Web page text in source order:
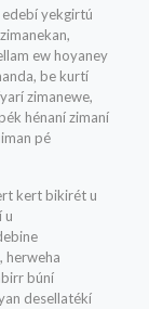
edebí yekgirtú
ew hoyaney
be kurtí
zimanewe,
hénaní zimaní
pé
kert bikirét u
u
herweha
búní
desellatékí